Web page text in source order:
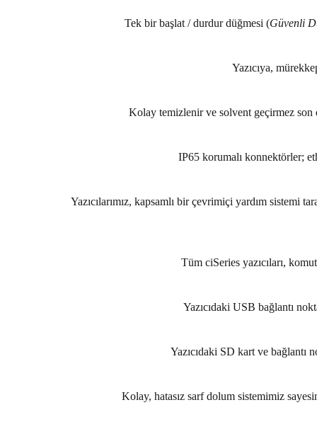
Tek bir başlat / durdur düğmesi (Güvenli
Yazıcıya,
Kolay temizlenir ve solvent geçirmez son
IP65 korumalı konnektörler;
Yazıcılarımız, kapsamlı bir çevrimiçi yardım
Tüm ciSeries yazıcıları,
Yazıcıdaki USB bağlantı
Yazıcıdaki SD kart ve bağlantı
Kolay, hatasız sarf dolum sistemimiz